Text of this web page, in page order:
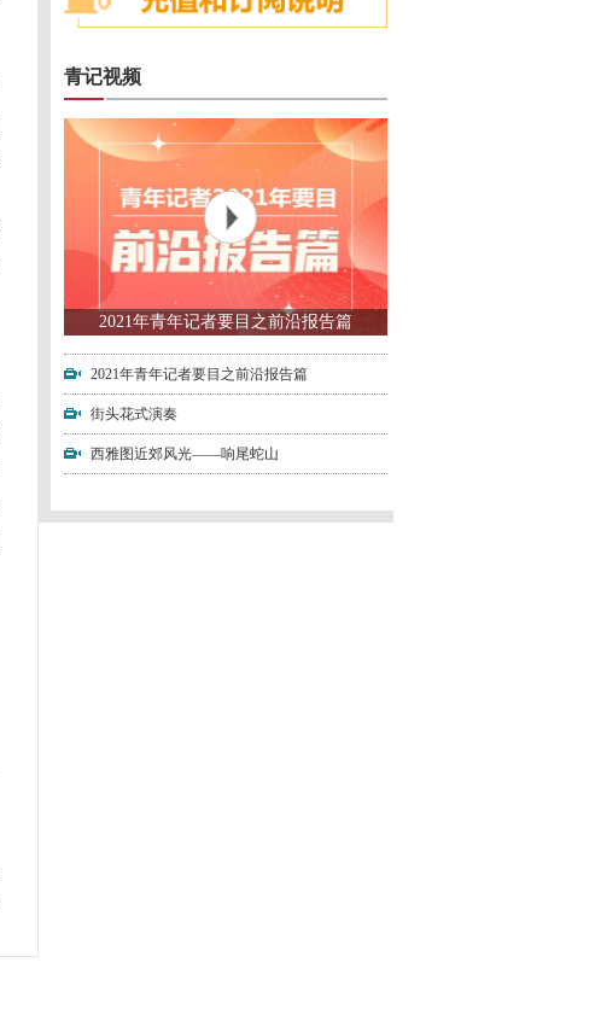
青记视频
2021年青年记者要目之前沿报告篇
2021年青年记者要目之前沿报告篇
街头花式演奏
西雅图近郊风光——响尾蛇山